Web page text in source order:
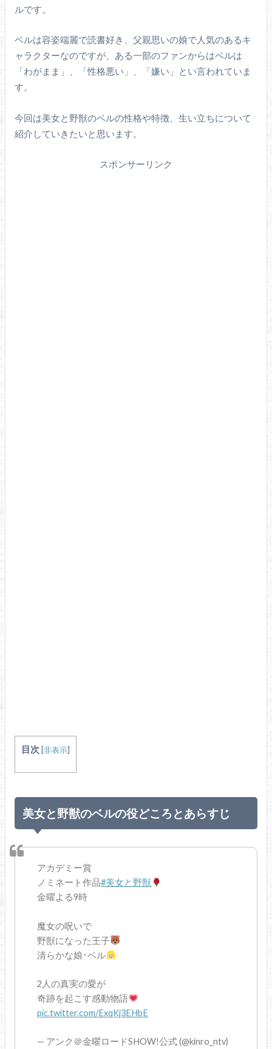
ルです。
ベルは容姿端麗で読書好き、父親思いの娘で人気のあるキ
ャラクターなのですが、ある一部のファンからはベルは
「わがまま」、「性格悪い」、「嫌い」とい言われていま
す。
今回は美女と野獣のベルの性格や特徴、生い立ちについて
紹介していきたいと思います。
スポンサーリンク
目次 [非表示]
美女と野獣のベルの役どころとあらすじ
アカデミー賞
ノミネート作品#美女と野獣
金曜よる9時
魔女の呪いで
野獣になった王子
清らかな娘･ベル
2人の真実の愛が
奇跡を起こす感動物語
pic.twitter.com/ExqKj3EHbE
— アンク＠金曜ロードSHOW!公式 (@kinro_ntv)